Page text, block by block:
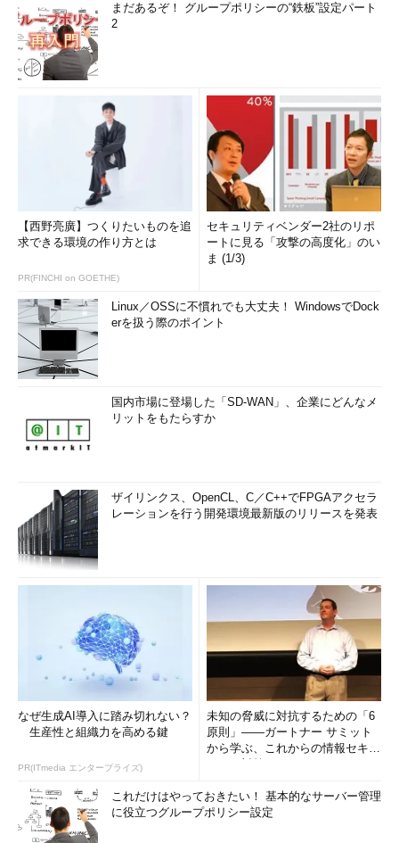
まだあるぞ！ グループポリシーの“鉄板”設定パート
2
【西野亮廣】つくりたいものを追
求できる環境の作り方とは
PR(FINCHI on GOETHE)
セキュリティベンダー2社のリポ
ートに見る「攻撃の高度化」のい
ま (1/3)
Linux／OSSに不慣れでも大丈夫！ WindowsでDock
erを扱う際のポイント
国内市場に登場した「SD-WAN」、企業にどんなメ
リットをもたらすか
ザイリンクス、OpenCL、C／C++でFPGAアクセラ
レーションを行う開発環境最新版のリリースを発表
なぜ生成AI導入に踏み切れない？
生産性と組織力を高める鍵
PR(ITmedia エンタープライズ)
未知の脅威に対抗するための「6
原則」――ガートナー サミット
から学ぶ、これからの情報セキュ
これだけはやっておきたい！ 基本的なサーバー管理
に役立つグループポリシー設定